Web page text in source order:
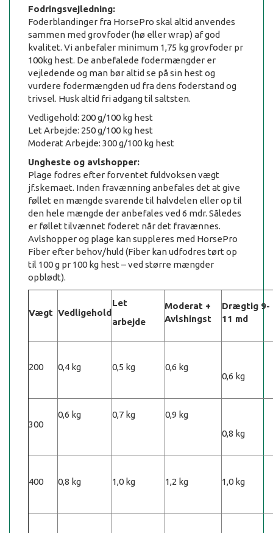
Fodringsvejledning:
Foderblandinger fra HorsePro skal altid anvendes
sammen med grovfoder (hø eller wrap) af god
kvalitet. Vi anbefaler minimum 1,75 kg grovfoder pr
100kg hest. De anbefalede fodermængder er
vejledende og man bør altid se på sin hest og
vurdere fodermængden ud fra dens foderstand og
trivsel. Husk altid fri adgang til saltsten.
Vedligehold: 200 g/100 kg hest
Let Arbejde: 250 g/100 kg hest
Moderat Arbejde: 300 g/100 kg hest
Ungheste og avlshopper:
Plage fodres efter forventet fuldvoksen vægt
jf.skemaet. Inden fravænning anbefales det at give
føllet en mængde svarende til halvdelen eller op til
den hele mængde der anbefales ved 6 mdr. Således
er føllet tilvænnet foderet når det fravænnes.
Avlshopper og plage kan suppleres med HorsePro
Fiber efter behov/huld (Fiber kan udfodres tørt op
til 100 g pr 100 kg hest – ved større mængder
opblødt).
Vægt Vedligehold
Let
arbejde
Moderat +
Avlshingst
Drægtig 9-
11 md
200 0,4 kg 0,5 kg
0,6 kg
0,6 kg
300
0,6 kg 0,7 kg
0,9 kg
0,8 kg
400 0,8 kg 1,0 kg 1,2 kg 1,0 kg